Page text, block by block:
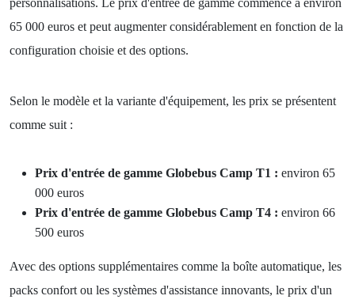
personnalisations. Le prix d'entrée de gamme commence à environ
65 000 euros et peut augmenter considérablement en fonction de la
configuration choisie et des options.
Selon le modèle et la variante d'équipement, les prix se présentent
comme suit :
Prix d'entrée de gamme Globebus Camp T1 : environ 65
000 euros
Prix d'entrée de gamme Globebus Camp T4 : environ 66
500 euros
Avec des options supplémentaires comme la boîte automatique, les
packs confort ou les systèmes d'assistance innovants, le prix d'un